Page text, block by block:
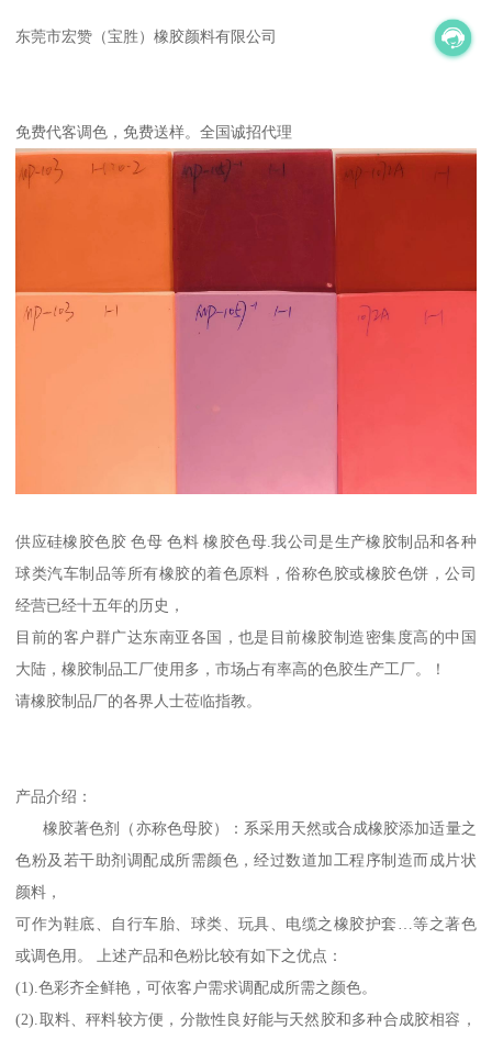
东莞市宏赞（宝胜）橡胶颜料有限公司
免费代客调色，免费送样。全国诚招代理
供应硅橡胶色胶 色母 色料 橡胶色母.我公司是生产橡胶制品和各种
球类汽车制品等所有橡胶的着色原料，俗称色胶或橡胶色饼，公司
经营已经十五年的历史，
目前的客户群广达东南亚各国，也是目前橡胶制造密集度高的中国
大陆，橡胶制品工厂使用多，市场占有率高的色胶生产工厂。！
请橡胶制品厂的各界人士莅临指教。
产品介绍：
橡胶著色剂（亦称色母胶）：系采用天然或合成橡胶添加适量之
色粉及若干助剂调配成所需颜色，经过数道加工程序制造而成片状
颜料，
可作为鞋底、自行车胎、球类、玩具、电缆之橡胶护套…等之著色
或调色用。 上述产品和色粉比较有如下之优点：
(1).色彩齐全鲜艳，可依客户需求调配成所需之颜色。
(2).取料、秤料较方便，分散性良好能与天然胶和多种合成胶相容，